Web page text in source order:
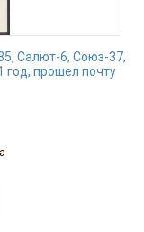
Салют-6, Союз-37,
год, прошел почту